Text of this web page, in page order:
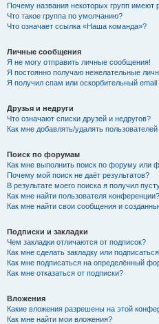
Почему названия некоторых групп имеют
Что такое группа по умолчанию?
Что означает ссылка «Наша команда»?
Личные сообщения
Я не могу отправить личные сообщения!
Я постоянно получаю нежелательные
Я получил спам или оскорбительный email
Друзья и недруги
Что означают списки друзей и недругов?
Как мне добавлять/удалять
Поиск по форумам
Как мне выполнить поиск по форуму или
Почему мой поиск не даёт результатов?
В результате моего поиска я получил
Как мне найти пользователя конференции?
Как мне найти свои сообщения и
Подписки и закладки
Чем закладки отличаются от подписок?
Как мне сделать закладку или
Как мне подписаться на определённый
Как мне отказаться от подписки?
Вложения
Какие вложения разрешены на этой
Как мне найти мои вложения?